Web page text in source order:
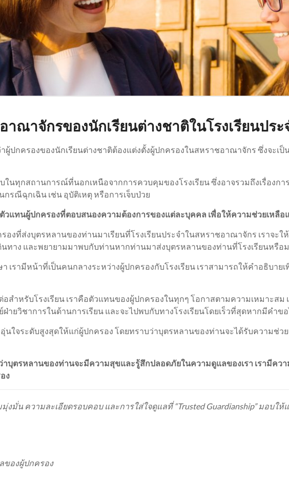
ณาจักรของนักเรียนต่างชาติในโรงเรียนประ
ผู้ปกครองของนักเรียนต่างชาติต้องแต่งตั้งผู้ปกครองในสหราชอาณาจักร ซึ่งจะเ
นทุกสถานการณ์ที่นอกเหนือจากการควบคุมของโรงเรียน ซึ่งอาจรวมถึงเรื่องก
กรณีฉุกเฉิน เช่น อุบัติเหตุ หรือการเจ็บป่วย
ตัวแทนผู้ปกครองที่ตอบสนองความต้องการของแต่ละบุคคล เพื่อให้ความช่วยเหลือ
องที่ส่งบุตรหลานของท่านมาเรียนที่โรงเรียนประจำในสหราชอาณาจักร เราจะใ
นทาง และพยายามมาพบกับท่านหากท่านมาส่งบุตรหลานของท่านที่โรงเรียนหรือม
เรามีหน้าที่เป็นคนกลางระหว่างผู้ปกครองกับโรงเรียน เราสามารถให้คำอธิบา
สำหรับโรงเรียน เราคือตัวแทนของผู้ปกครองในทุกๆ โอกาสตามความเหมาะสม
ายวิชาการในด้านการเรียน และจะไปพบกับทางโรงเรียนโดยเร็วที่สุดหากมีคำข
นใจระดับสูงสุดให้แก่ผู้ปกครอง โดยทราบว่าบุตรหลานของท่านจะได้รับความช่
าบุตรหลานของท่านจะมีความสุขและรู้สึกปลอดภัยในความดูแลของเรา เรามีคว
ง
มั่น ความละเอียดรอบคอบ และการใส่ใจดูแลที่ “Trusted Guardianship” มอบใ
ของผู้ปกครอง